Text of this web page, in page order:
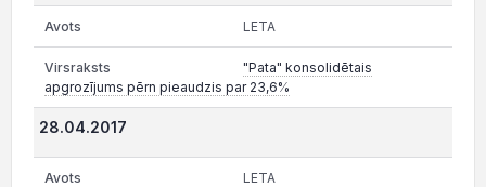
LETA
"Pata" konsolidētais
apgrozījums pērn pieaudzis par 23,6%
28.04.2017
LETA